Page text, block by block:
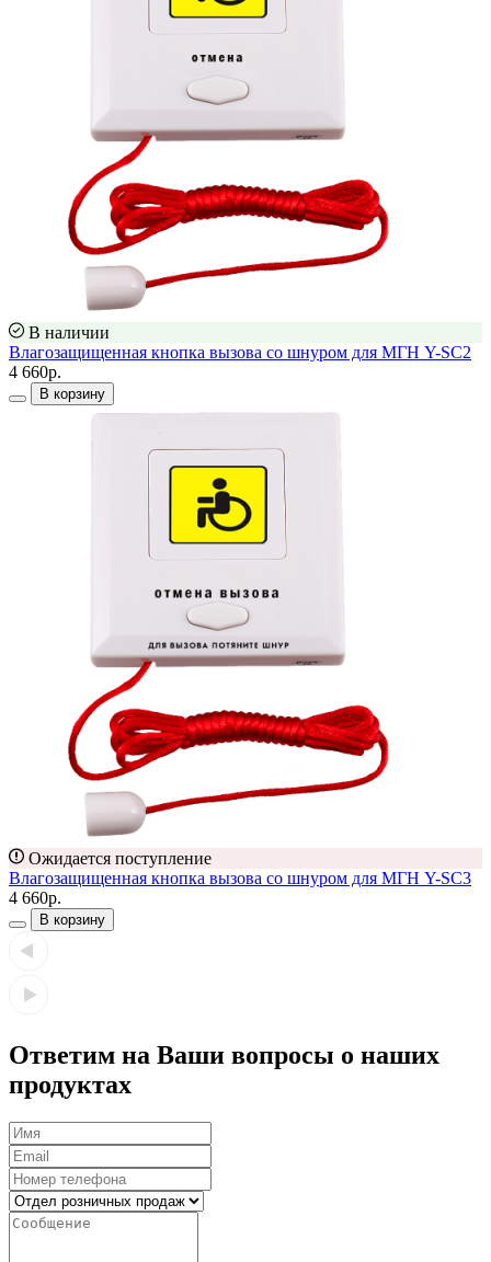
В наличии
Влагозащищенная кнопка вызова со шнуром для МГН Y-SC2
4 660р.
В корзину
Ожидается поступление
Влагозащищенная кнопка вызова со шнуром для МГН Y-SC3
4 660р.
В корзину
Ответим на Ваши вопросы о наших
продуктах